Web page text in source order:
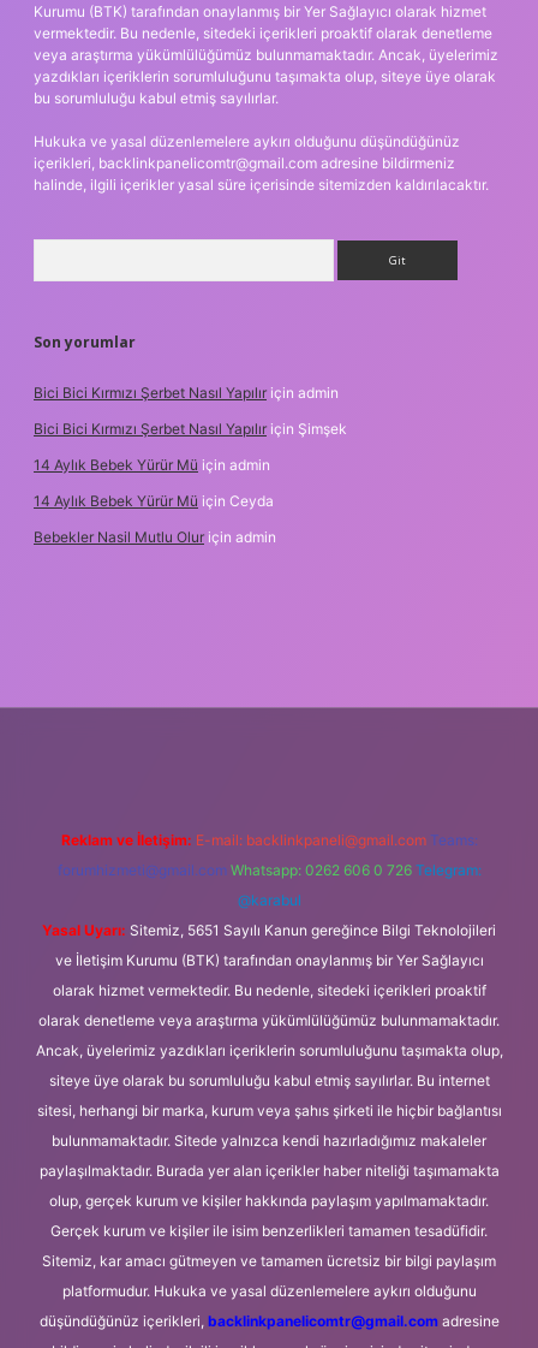
Kurumu (BTK) tarafından onaylanmış bir Yer Sağlayıcı olarak hizmet
vermektedir. Bu nedenle, sitedeki içerikleri proaktif olarak denetleme
veya araştırma yükümlülüğümüz bulunmamaktadır. Ancak, üyelerimiz
yazdıkları içeriklerin sorumluluğunu taşımakta olup, siteye üye olarak
bu sorumluluğu kabul etmiş sayılırlar.
Hukuka ve yasal düzenlemelere aykırı olduğunu düşündüğünüz
içerikleri, backlinkpanelicomtr@gmail.com adresine bildirmeniz
halinde, ilgili içerikler yasal süre içerisinde sitemizden kaldırılacaktır.
Son yorumlar
Bici Bici Kırmızı Şerbet Nasıl Yapılır için admin
Bici Bici Kırmızı Şerbet Nasıl Yapılır için Şimşek
14 Aylık Bebek Yürür Mü için admin
14 Aylık Bebek Yürür Mü için Ceyda
Bebekler Nasil Mutlu Olur için admin
Reklam ve İletişim: E-mail: backlinkpaneli@gmail.com Teams:
forumhizmeti@gmail.com Whatsapp: 0262 606 0 726 Telegram:
@karabul
Yasal Uyarı: Sitemiz, 5651 Sayılı Kanun gereğince Bilgi Teknolojileri
ve İletişim Kurumu (BTK) tarafından onaylanmış bir Yer Sağlayıcı
olarak hizmet vermektedir. Bu nedenle, sitedeki içerikleri proaktif
olarak denetleme veya araştırma yükümlülüğümüz bulunmamaktadır.
Ancak, üyelerimiz yazdıkları içeriklerin sorumluluğunu taşımakta olup,
siteye üye olarak bu sorumluluğu kabul etmiş sayılırlar. Bu internet
sitesi, herhangi bir marka, kurum veya şahıs şirketi ile hiçbir bağlantısı
bulunmamaktadır. Sitede yalnızca kendi hazırladığımız makaleler
paylaşılmaktadır. Burada yer alan içerikler haber niteliği taşımamakta
olup, gerçek kurum ve kişiler hakkında paylaşım yapılmamaktadır.
Gerçek kurum ve kişiler ile isim benzerlikleri tamamen tesadüfidir.
Sitemiz, kar amacı gütmeyen ve tamamen ücretsiz bir bilgi paylaşım
platformudur. Hukuka ve yasal düzenlemelere aykırı olduğunu
düşündüğünüz içerikleri, backlinkpanelicomtr@gmail.comadresine